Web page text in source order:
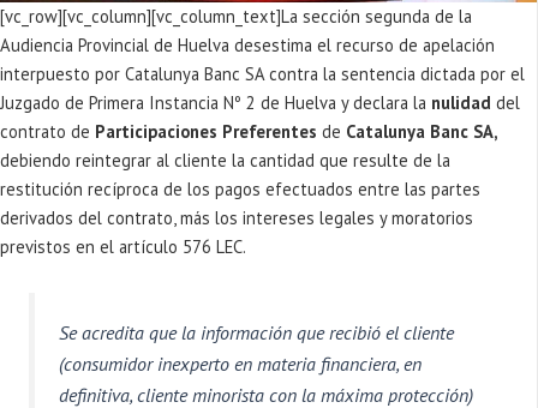
[vc_row][vc_column][vc_column_text]La sección segunda de la
Audiencia Provincial de Huelva desestima el recurso de apelación
interpuesto por Catalunya Banc SA contra la sentencia dictada por el
Juzgado de Primera Instancia Nº 2 de Huelva y declara la nulidad del
contrato de Participaciones Preferentes de Catalunya Banc SA,
debiendo reintegrar al cliente la cantidad que resulte de la
restitución recíproca de los pagos efectuados entre las partes
derivados del contrato, más los intereses legales y moratorios
previstos en el artículo 576 LEC.
Se acredita que la información que recibió el cliente
(consumidor inexperto en materia financiera, en
definitiva, cliente minorista con la máxima protección)